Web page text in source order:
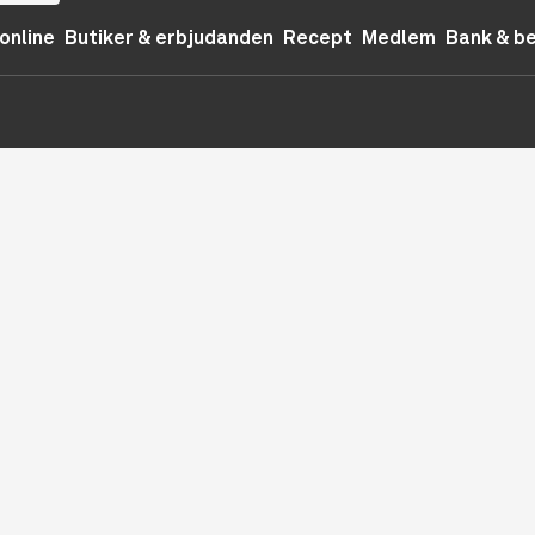
Butiker & erbjudanden Recept Medlem Bank &